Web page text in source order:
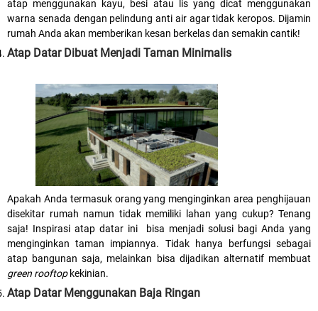
atap menggunakan kayu, besi atau lis yang dicat menggunakan
warna senada dengan pelindung anti air agar tidak keropos. Dijamin
rumah Anda akan memberikan kesan berkelas dan semakin cantik!
Atap Datar Dibuat Menjadi Taman Minimalis
Apakah Anda termasuk orang yang menginginkan area penghijauan
disekitar rumah namun tidak memiliki lahan yang cukup? Tenang
saja! Inspirasi atap datar ini bisa menjadi solusi bagi Anda yang
menginginkan taman impiannya. Tidak hanya berfungsi sebagai
atap bangunan saja, melainkan bisa dijadikan alternatif membuat
green rooftopkekinian.
Atap Datar Menggunakan Baja Ringan